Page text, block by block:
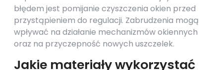
błędem jest pomijanie czyszczenia okien przed
przystąpieniem do regulacji. Zabrudzenia mogą
wpływać na działanie mechanizmów okiennych
oraz na przyczepność nowych uszczelek.
Jakie materiały wykorzystać